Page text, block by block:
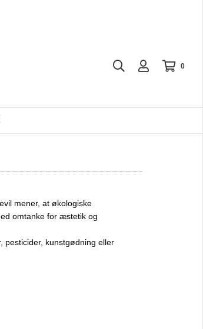
0
mener, at økologiske
omtanke for æstetik og
pesticider, kunstgødning eller